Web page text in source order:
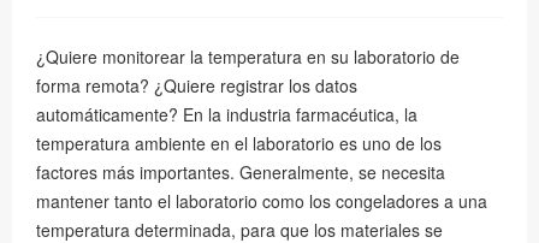
¿Quiere monitorear la temperatura en su laboratorio de
forma remota? ¿Quiere registrar los datos
automáticamente? En la industria farmacéutica, la
temperatura ambiente en el laboratorio es uno de los
factores más importantes. Generalmente, se necesita
mantener tanto el laboratorio como los congeladores a una
temperatura determinada, para que los materiales se